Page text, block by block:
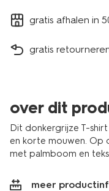
gratis afhalen in
gratis
over dit
Dit donkergrijze T-
en korte mouwen. Op
met palmboom en
meer